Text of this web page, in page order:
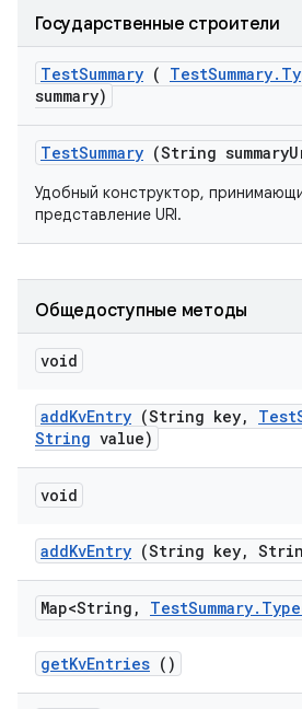
Государственные строители
TestSummary ( TestSummary.
summary)
TestSummary (String summary
Удобный конструктор,
представление URI.
Общедоступные методы
void
addKvEntry (String key, Test
String value)
void
addKvEntry (String key,
Map<String , TestSummary.
getKvEntries ()